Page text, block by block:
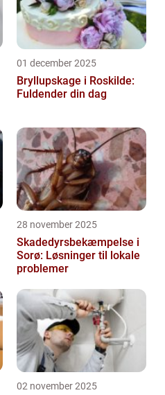
01 december 2025
Bryllupskage i Roskilde:
Fuldender din dag
28 november 2025
Skadedyrsbekæmpelse i
Sorø: Løsninger til lokale
problemer
02 november 2025